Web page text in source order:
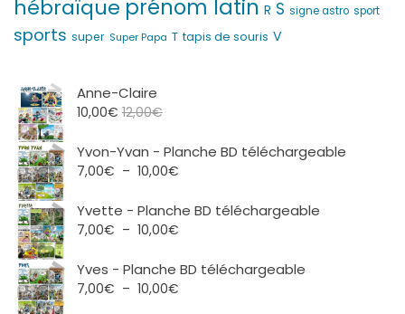
hébraïque prénom latin R S signe astro sport
sports super Super Papa T tapis de souris V
Anne-Claire
10,00€ 12,00€
Yvon-Yvan - Planche BD téléchargeable
7,00€ – 10,00€
prix :
10,00€
Yvette - Planche BD téléchargeable
7,00€ – 10,00€
prix :
Yves - Planche BD téléchargeable
7,00€ – 10,00€